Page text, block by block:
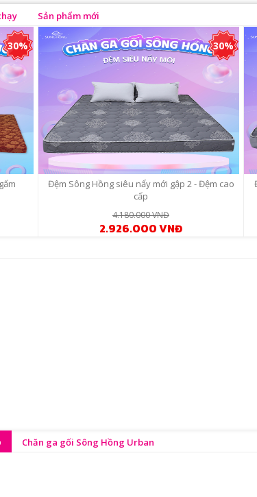
Sản phẩm mới
30% 30%
Đệm Sông Hồng siêu nẩy mới gập 2 - Đệm cao
cấp
4.180.000 VNĐ
2.926.000 VNĐ
Chăn ga gối Sông Hồng Urban